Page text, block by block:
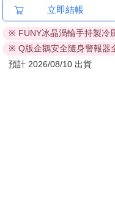
金石堂及銀行均不會請
ATM提款機，請不要聽
退換貨須知：
**提醒您，鑑賞期不等於
立即結帳
※ FUNY冰晶渦輪手持製冷
※ Q版企鵝安全隨身警報器
預計 2026/08/10 出貨